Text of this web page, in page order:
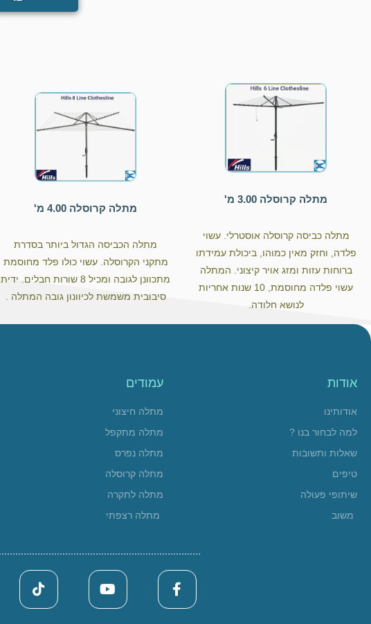
מתלה קרוסלה 3.00 מ'
מתלה כביסה קרוסלה אוסטרלי. עשוי
פלדה, וחזק מאין כמוהו, ביכולת עמידתו
ברוחות עזות ומזג אויר קיצוני. המתלה
עשוי פלדה מחוסמת, 10 שנות אחריות
לנושא חלודה.
מתלה קרוסלה 4.00 מ'
מתלה הכביסה הגדול ביותר בסדרת
מתקני הקרוסלה. עשוי כולו פלד מחוסמת
מתכוונן לגובה ומכיל 8 שורות חבלים. ידית
סיבובית משמשת לכיוונון גובה המתלה .
אודות
אודותינו
למה לבחור בנו ?
שאלות ותשובות
טיפים
שיתופי פעולה
משוב
עמודים
מתלה חיצוני
מתלה מתקפל
מתלה נפרס
מתלה קרוסלה
מתלה לתקרה
מתלה רצפתי